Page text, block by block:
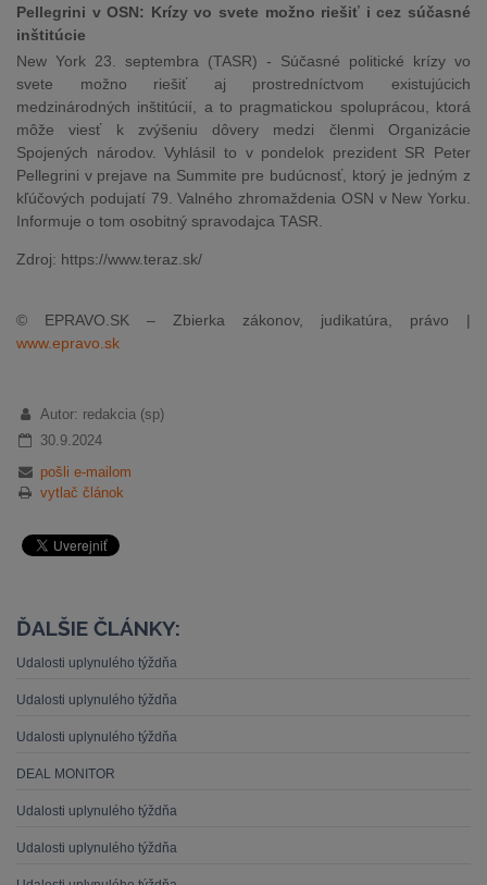
Pellegrini v OSN: Krízy vo svete možno riešiť i cez súčasné
inštitúcie
New York 23. septembra (TASR) - Súčasné politické krízy vo
svete možno riešiť aj prostredníctvom existujúcich
medzinárodných inštitúcií, a to pragmatickou spoluprácou, ktorá
môže viesť k zvýšeniu dôvery medzi členmi Organizácie
Spojených národov. Vyhlásil to v pondelok prezident SR Peter
Pellegrini v prejave na Summite pre budúcnosť, ktorý je jedným z
kľúčových podujatí 79. Valného zhromaždenia OSN v New Yorku.
Informuje o tom osobitný spravodajca TASR.
Zdroj: https://www.teraz.sk/
© EPRAVO.SK – Zbierka zákonov, judikatúra, právo |
www.epravo.sk
Autor: redakcia (sp)
30.9.2024
pošli e-mailom
vytlač článok
ĎALŠIE ČLÁNKY:
Udalosti uplynulého týždňa
Udalosti uplynulého týždňa
Udalosti uplynulého týždňa
DEAL MONITOR
Udalosti uplynulého týždňa
Udalosti uplynulého týždňa